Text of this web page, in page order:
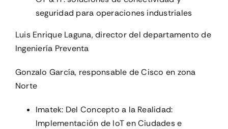
seguridad para operaciones industriales
Luis Enrique Laguna, director del departamento de
Ingeniería Preventa
Gonzalo García, responsable de Cisco en zona
Norte
Imatek: Del Concepto a la Realidad:
Implementación de IoT en Ciudades e